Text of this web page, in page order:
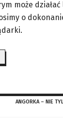
– aktor i
ANGORKA – NIE
może działać
o